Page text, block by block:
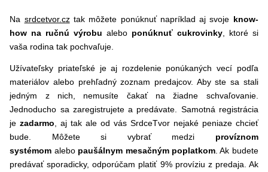
Na srdcetvor.cztak môžete ponúknuť napríklad aj svoje know-
how na ručnú výrobu alebo ponúknuť cukrovinky, ktoré si
vaša rodina tak pochvaľuje.
Užívateľsky priateľské je aj rozdelenie ponúkaných vecí podľa
materiálov alebo prehľadný zoznam predajcov. Aby ste sa stali
jedným z nich, nemusíte čakať na žiadne schvaľovanie.
Jednoducho sa zaregistrujete a predávate. Samotná registrácia
jezadarmo , aj tak ale od vás SrdceTvor nejaké peniaze chcieť
bude. Môžete si vybrať medzi províznom
systémom alebo paušálnym mesačným poplatkom. Ak budete
predávať sporadicky, odporúčam platiť 9% províziu z predaja. Ak